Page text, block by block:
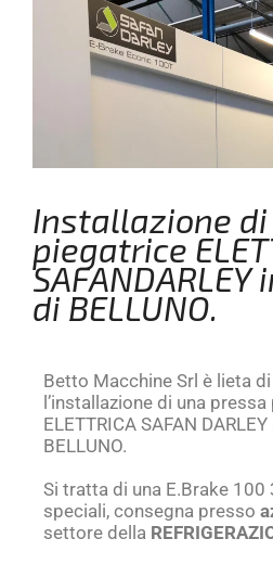
Installazione
piegatrice
di BELLUNO.
Betto Macchine Srl è lieta
l’installazione di una
ELETTRICA SAFAN
BELLUNO.
Si tratta di una E.Brake
speciali, consegna presso
settore della